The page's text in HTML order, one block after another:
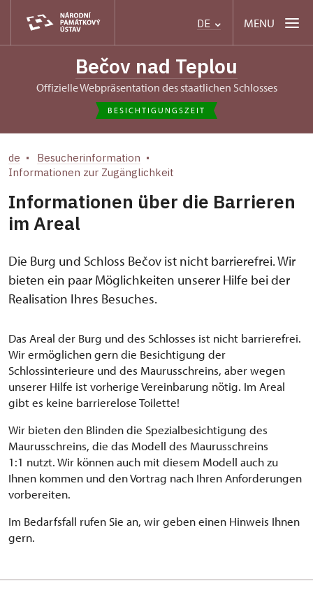
DE MENU
Bečov nad Teplou
Offizielle Webpräsentation des staatlichen Schlosses
BESICHTIGUNGSZEIT
de
Besucherinformation
Informationen zur Zugänglichkeit
Informationen über die Barrieren
im Areal
Die Burg und Schloss Bečov ist nicht barrierefrei. Wir
bieten ein paar Möglichkeiten unserer Hilfe bei der
Realisation Ihres Besuches.
Das Areal der Burg und des Schlosses ist nicht barrierefrei.
Wir ermöglichen gern die Besichtigung der
Schlossinterieure und des Maurusschreins, aber wegen
unserer Hilfe ist vorherige Vereinbarung nötig. Im Areal
gibt es keine barrierelose Toilette!
Wir bieten den Blinden die Spezialbesichtigung des
Maurusschreins, die das Modell des Maurusschreins
1:1 nutzt. Wir können auch mit diesem Modell auch zu
Ihnen kommen und den Vortrag nach Ihren Anforderungen
vorbereiten.
Im Bedarfsfall rufen Sie an, wir geben einen Hinweis Ihnen
gern.